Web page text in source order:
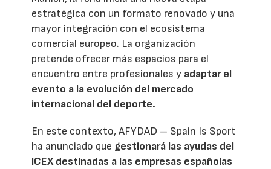
estratégica con un formato renovado y una
mayor integración con el ecosistema
comercial europeo. La organización
pretende ofrecer más espacios para el
encuentro entre profesionales y adaptar el
evento a la evolución del mercado
internacional del deporte.
En este contexto, AFYDAD – Spain Is Sport
ha anunciado que gestionará las ayudas del
ICEX destinadas a las empresas españolas